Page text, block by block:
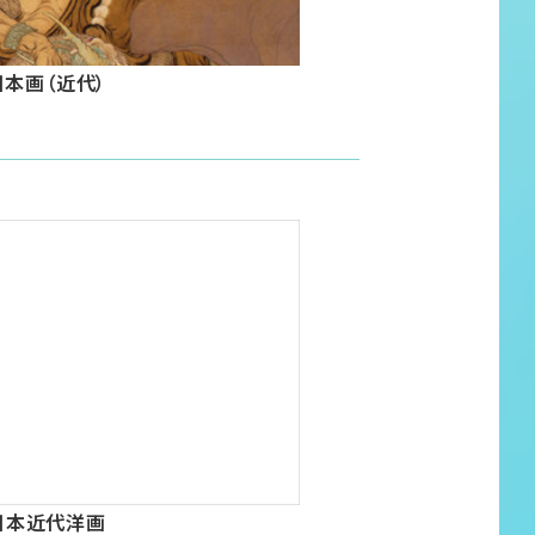
画（近代）
本近代洋画